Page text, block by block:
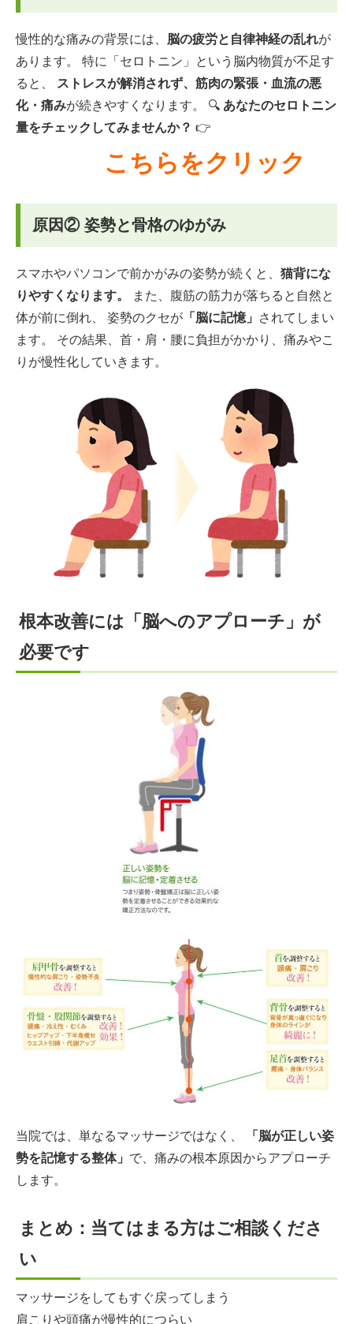
慢性的な痛みの背景には、 脳の疲労と自律神経の乱れが
あります。 特に「セロトニン」という脳内物質が不足す
ると、
ストレスが解消されず、筋肉の緊張・血流の悪
化・痛みが続きやすくなります。 🔍 あなたのセロトニン
量をチェックしてみませんか？ 👉
こちらをクリック
原因② 姿勢と骨格のゆがみ
スマホやパソコンで前かがみの姿勢が続くと、 猫背にな
りやすくなります。
また、腹筋の筋力が落ちると自然と
体が前に倒れ、 姿勢のクセが 「脳に記憶」
されてしまい
ます。 その結果、首・肩・腰に負担がかかり、痛みやこ
りが慢性化していきます。
根本改善には「脳へのアプローチ」が
必要です
当院では、単なるマッサージではなく、
「脳が正しい姿
勢を記憶する整体」 で、痛みの根本原因からアプローチ
します。
まとめ：当てはまる方はご相談くださ
い
マッサージをしてもすぐ戻ってしまう
肩こりや頭痛が慢性的につらい